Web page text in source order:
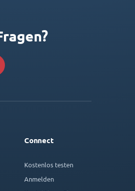
Connect
Kostenlos testen
Anmelden